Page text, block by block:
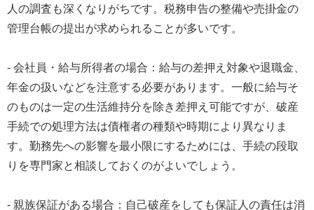
人の調査も深くなりがちです。税務申告の整備や売掛金の
管理台帳の提出が求められることが多いです。
- 会社員・給与所得者の場合：給与の差押え対象や退職金、
年金の扱いなどを注意する必要があります。一般に給与そ
のものは一定の生活維持分を除き差押え可能ですが、破産
手続での処理方法は債権者の種類や時期により異なりま
す。勤務先への影響を最小限にするためには、手続の段取
りを専門家と相談しておくのがよいでしょう。
- 親族保証がある場合：自己破産をしても保証人の責任は消